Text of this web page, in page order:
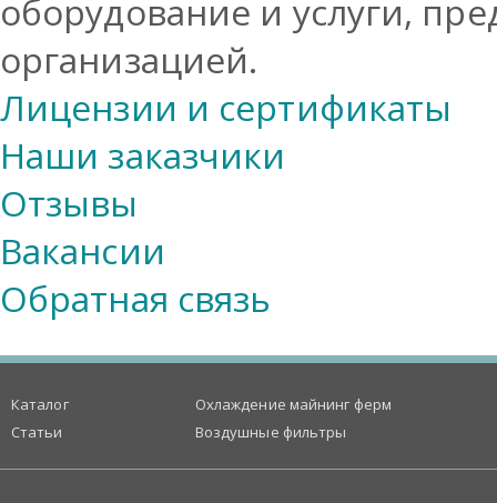
оборудование и услуги,
организацией.
Лицензии и сертификаты
Наши заказчики
Отзывы
Вакансии
Обратная связь
Каталог
Статьи
Охлаждение майнинг ферм
Воздушные фильтры